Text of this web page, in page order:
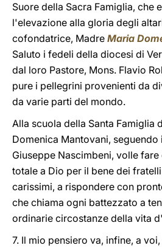
Suore della Sacra Famiglia, che
l'elevazione alla gloria degli
cofondatrice, Madre Maria
Saluto i fedeli della diocesi di
dal loro Pastore, Mons. Flavio
pure i pellegrini provenienti da
da varie parti del mondo.
Alla scuola della Santa Famiglia
Domenica Mantovani,
Giuseppe Nascimbeni, volle fare
totale a Dio per il bene dei
carissimi, a rispondere con
che chiama ogni battezzato a
ordinarie circostanze della vita
7. Il mio pensiero va, infine, a